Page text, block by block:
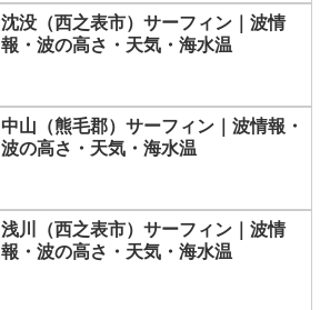
沈没（西之表市）サーフィン｜波情
報・波の高さ・天気・海水温
中山（熊毛郡）サーフィン｜波情報・
波の高さ・天気・海水温
浅川（西之表市）サーフィン｜波情
報・波の高さ・天気・海水温